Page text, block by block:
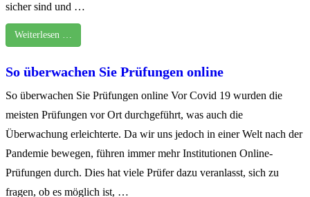
sicher sind und …
Weiterlesen …
So überwachen Sie Prüfungen online
So überwachen Sie Prüfungen online Vor Covid 19 wurden die
meisten Prüfungen vor Ort durchgeführt, was auch die
Überwachung erleichterte. Da wir uns jedoch in einer Welt nach der
Pandemie bewegen, führen immer mehr Institutionen Online-
Prüfungen durch. Dies hat viele Prüfer dazu veranlasst, sich zu
fragen, ob es möglich ist, …